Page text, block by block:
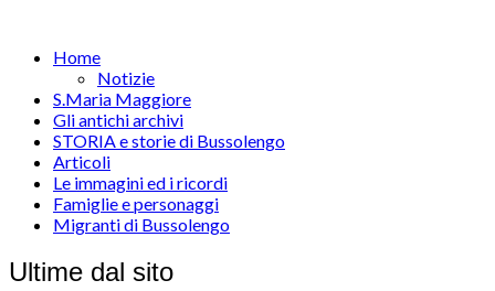
Home
Notizie
S.Maria Maggiore
Gli antichi archivi
STORIA e storie di Bussolengo
Articoli
Le immagini ed i ricordi
Famiglie e personaggi
Migranti di Bussolengo
Ultime dal sito